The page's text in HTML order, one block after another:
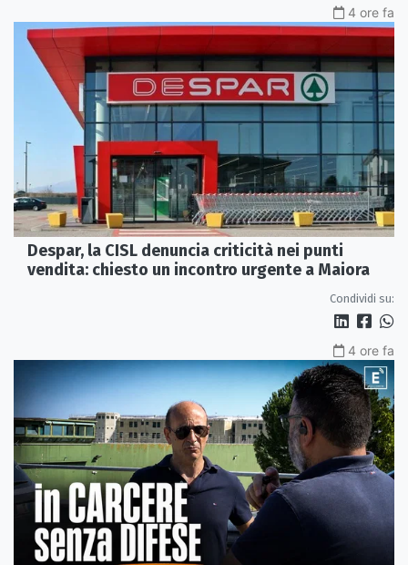
4 ore fa
Despar, la CISL denuncia criticità nei punti
vendita: chiesto un incontro urgente a Maiora
Condividi su:
4 ore fa